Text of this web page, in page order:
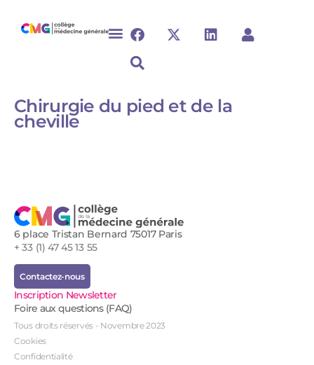
Chirurgie du pied et de la
cheville ​​​​​​​​​​​
6 place Tristan Bernard 75017 Paris
+ 33 (1) 47 45 13 55
Contactez-nous
Inscription Newsletter
Foire aux questions (FAQ)
Tous droits réservés - Novembre 2023
Cookies
Confidentialité